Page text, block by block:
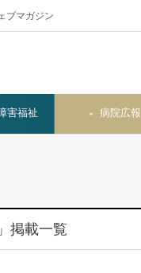
ブマガジン
害福祉 病院広報
掲載一覧